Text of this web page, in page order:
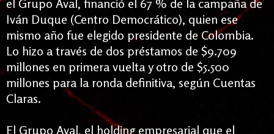
el Grupo Aval, financió el 67 % de la campaña de
Iván Duque (Centro Democrático), quien ese
mismo año fue elegido presidente de Colombia.
Lo hizo a través de dos préstamos de $9.709
millones en primera vuelta y otro de $5.500
millones para la ronda definitiva, según Cuentas
Claras.
El Grupo Aval, el holding empresarial que el